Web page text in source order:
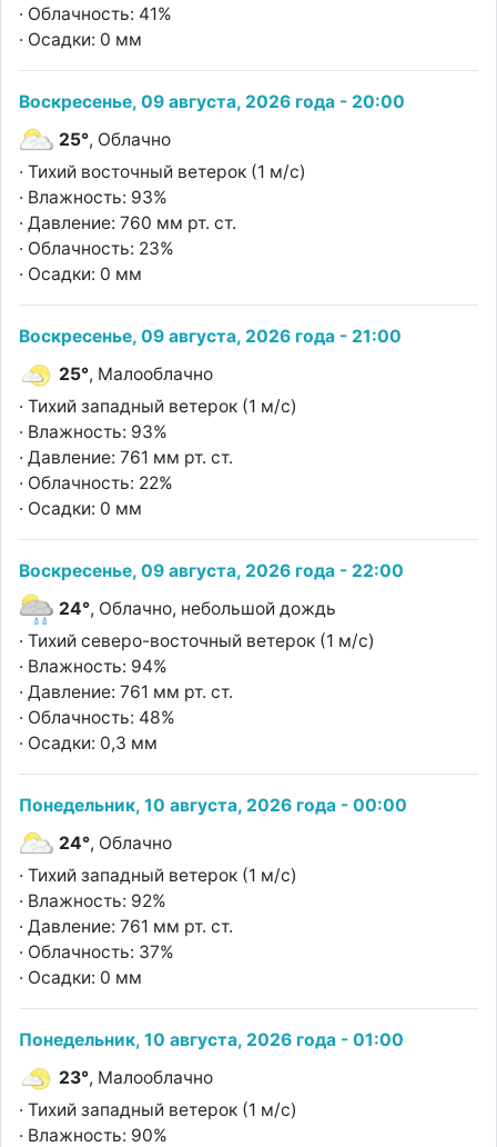
· Облачность: 41%
· Осадки: 0 мм
Воскресенье, 09 августа, 2026 года - 20:00
25°, Облачно
· Тихий восточный ветерок (1 м/с)
· Влажность: 93%
· Давление: 760 мм рт. ст.
· Облачность: 23%
· Осадки: 0 мм
Воскресенье, 09 августа, 2026 года - 21:00
25°, Малооблачно
· Тихий западный ветерок (1 м/с)
· Влажность: 93%
· Давление: 761 мм рт. ст.
· Облачность: 22%
· Осадки: 0 мм
Воскресенье, 09 августа, 2026 года - 22:00
24°, Облачно, небольшой дождь
· Тихий северо-восточный ветерок (1 м/с)
· Влажность: 94%
· Давление: 761 мм рт. ст.
· Облачность: 48%
· Осадки: 0,3 мм
Понедельник, 10 августа, 2026 года - 00:00
24°, Облачно
· Тихий западный ветерок (1 м/с)
· Влажность: 92%
· Давление: 761 мм рт. ст.
· Облачность: 37%
· Осадки: 0 мм
Понедельник, 10 августа, 2026 года - 01:00
23°, Малооблачно
· Тихий западный ветерок (1 м/с)
· Влажность: 90%